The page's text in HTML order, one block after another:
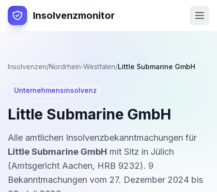
Insolvenzmonitor
Insolvenzen/Nordrhein-Westfalen/Little Submarine GmbH
Unternehmensinsolvenz
Little Submarine GmbH
Alle amtlichen Insolvenzbekanntmachungen für
Little Submarine GmbH mit Sitz in Jülich
(Amtsgericht Aachen, HRB 9232). 9
Bekanntmachungen vom 27. Dezember 2024 bis